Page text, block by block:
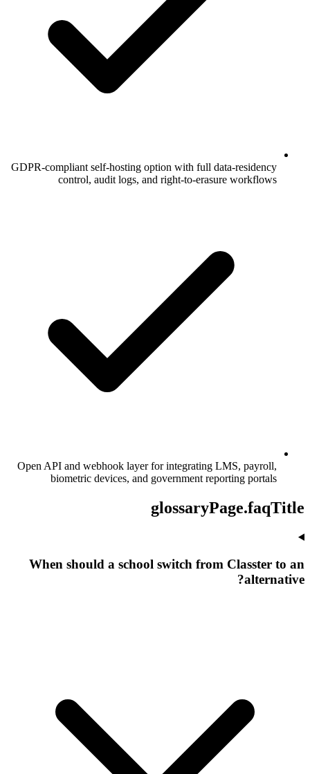
GDPR-compliant self-hosting option with full data-residency
control, audit logs, and right-to-erasure workflows
Open API and webhook layer for integrating LMS, payroll,
biometric devices, and government reporting portals
glossaryPage.faqTitle
When should a school switch from Classter to an
alternative?